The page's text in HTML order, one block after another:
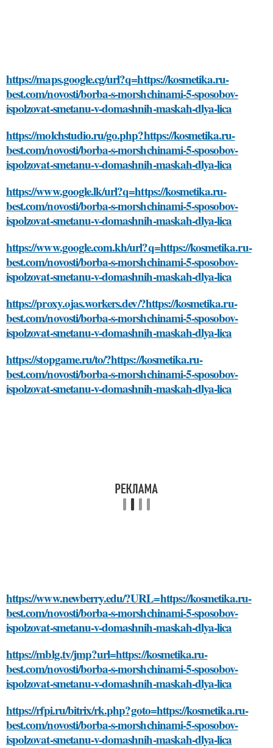
https://maps.google.cg/url?q=https://kosmetika.ru-
best.com/novosti/borba-s-morshchinami-5-sposobov-
ispolzovat-smetanu-v-domashnih-maskah-dlya-lica
https://molchstudio.ru/go.php?https://kosmetika.ru-
best.com/novosti/borba-s-morshchinami-5-sposobov-
ispolzovat-smetanu-v-domashnih-maskah-dlya-lica
https://www.google.lk/url?q=https://kosmetika.ru-
best.com/novosti/borba-s-morshchinami-5-sposobov-
ispolzovat-smetanu-v-domashnih-maskah-dlya-lica
https://www.google.com.kh/url?q=https://kosmetika.ru-
best.com/novosti/borba-s-morshchinami-5-sposobov-
ispolzovat-smetanu-v-domashnih-maskah-dlya-lica
https://proxy.ojas.workers.dev/?https://kosmetika.ru-
best.com/novosti/borba-s-morshchinami-5-sposobov-
ispolzovat-smetanu-v-domashnih-maskah-dlya-lica
https://stopgame.ru/to/?https://kosmetika.ru-
best.com/novosti/borba-s-morshchinami-5-sposobov-
ispolzovat-smetanu-v-domashnih-maskah-dlya-lica
https://www.newberry.edu/?URL=https://kosmetika.ru-
best.com/novosti/borba-s-morshchinami-5-sposobov-
ispolzovat-smetanu-v-domashnih-maskah-dlya-lica
https://mblg.tv/jmp?url=https://kosmetika.ru-
best.com/novosti/borba-s-morshchinami-5-sposobov-
ispolzovat-smetanu-v-domashnih-maskah-dlya-lica
https://rfpi.ru/bitrix/rk.php?goto=https://kosmetika.ru-
best.com/novosti/borba-s-morshchinami-5-sposobov-
ispolzovat-smetanu-v-domashnih-maskah-dlya-lica